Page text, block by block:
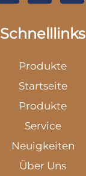
Schnelllinks
Produkte
Startseite
Produkte
Service
Neuigkeiten
Über Uns